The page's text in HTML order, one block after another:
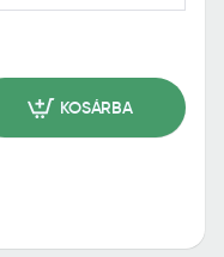
KOSÁRBA